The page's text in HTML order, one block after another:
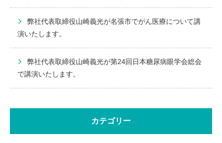
弊社代表取締役山崎義光が名張市でがん医療について講
演いたします。
弊社代表取締役山崎義光が第24回日本糖尿病眼学会総会
で講演いたします。
カテゴリー